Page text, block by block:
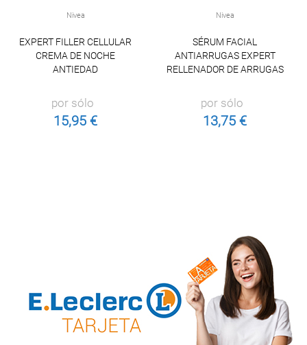
Nivea
EXPERT FILLER CELLULAR
CREMA DE NOCHE
ANTIEDAD
por sólo
15,95 €
Nivea
SÉRUM FACIAL
ANTIARRUGAS EXPERT
RELLENADOR DE ARRUGAS
por sólo
13,75 €